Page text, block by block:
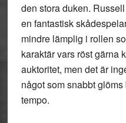
den stora duken.
en fantastisk
mindre lämplig i rollen
karaktär vars röst gärna
auktoritet, men det är
något som snabbt
tempo.